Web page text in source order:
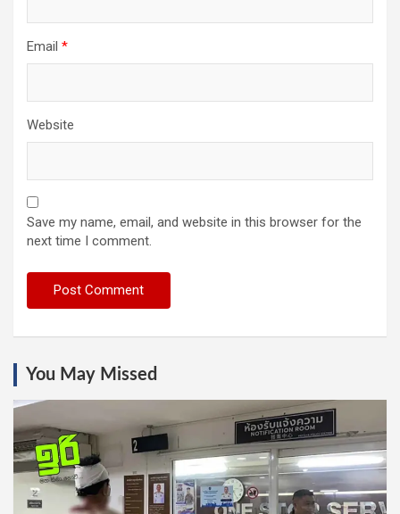
Email *
Website
Save my name, email, and website in this browser for the
next time I comment.
You May Missed